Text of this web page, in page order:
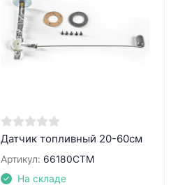
Датчик топливный 20-60см
Артикул: 66180CTM
На складе